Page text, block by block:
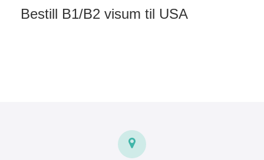
Bestill B1/B2 visum til USA